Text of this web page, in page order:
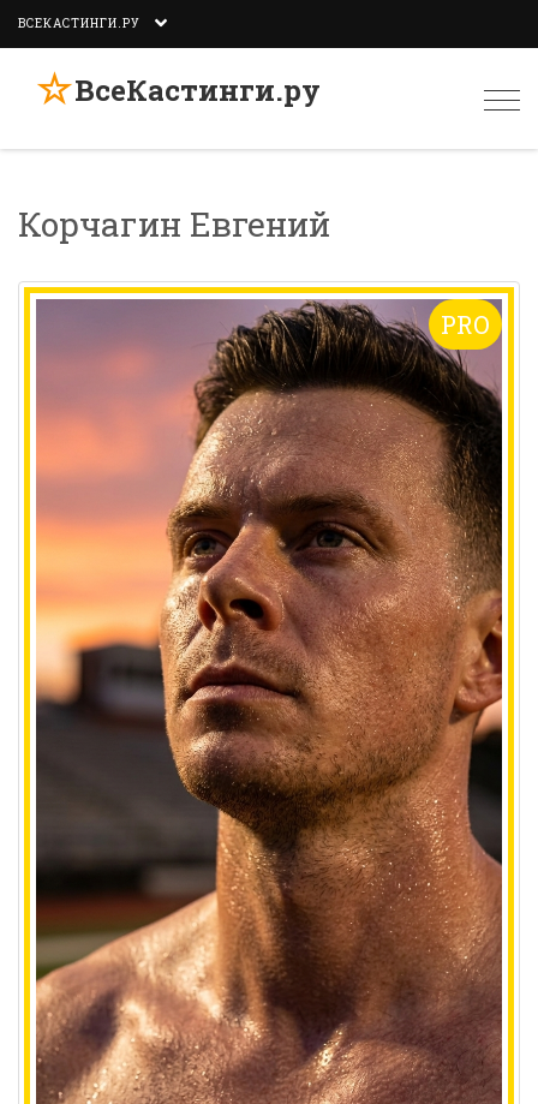
ВСЕКАСТИНГИ.РУ
☆ВсеКастинги.ру
Корчагин Евгений
PRO